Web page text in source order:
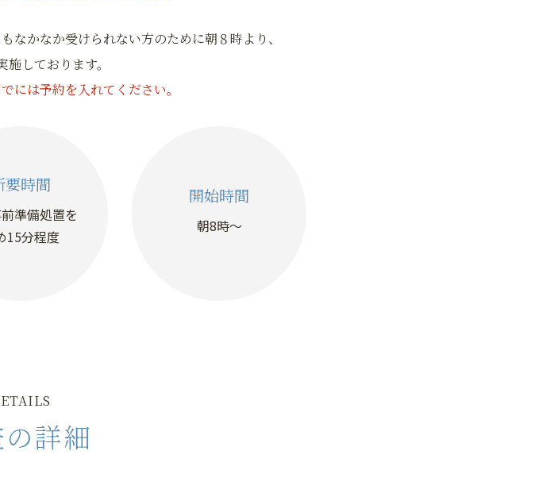
なかなか受けられない方のために朝８時より、
しております。
には予約を入れてください。
要時間
準備処置を
15分程度
開始時間
朝8時〜
詳細